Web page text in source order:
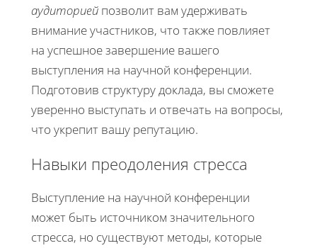
аудиторией позволит вам удерживать
внимание участников, что также повлияет
на успешное завершение вашего
выступления на научной конференции.
Подготовив структуру доклада, вы сможете
уверенно выступать и отвечать на вопросы,
что укрепит вашу репутацию.
Навыки преодоления стресса
Выступление на научной конференции
может быть источником значительного
стресса, но существуют методы, которые